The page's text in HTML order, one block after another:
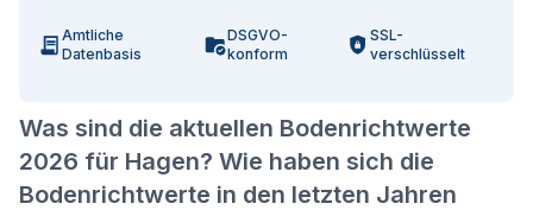
Was sind die aktuellen Bodenrichtwerte
2026 für Hagen? Wie haben sich die
Bodenrichtwerte in den letzten Jahren
Amtliche
Datenbasis
DSGVO-
konform
SSL-
verschlüsselt